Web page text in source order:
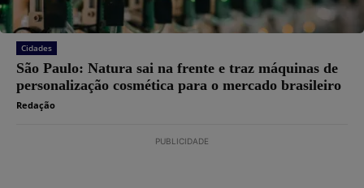
Cidades
São Paulo: Natura sai na frente e traz máquinas de
personalização cosmética para o mercado brasileiro
Redação
PUBLICIDADE